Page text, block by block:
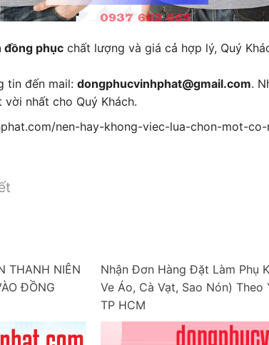
đồng phục chất lượng và giá cả hợp lý, Quý
tin đến mail: dongphucvinhphat@gmail.com.
nhất cho Quý Khách.
nen-hay-khong-viec-lua-chon-mot-
THANH NIÊN
ĐỒNG
Nhận Đơn Hàng Đặt Làm Phụ
Ve Áo, Cà Vạt, Sao Nón) Theo
TP HCM